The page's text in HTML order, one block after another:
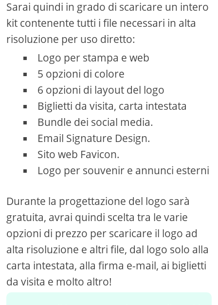
Sarai quindi in grado di scaricare un intero
kit contenente tutti i file necessari in alta
risoluzione per uso diretto:
Logo per stampa e web
5 opzioni di colore
6 opzioni di layout del logo
Biglietti da visita, carta intestata
Bundle dei social media.
Email Signature Design.
Sito web Favicon.
Logo per souvenir e annunci esterni
Durante la progettazione del logo sarà
gratuita, avrai quindi scelta tra le varie
opzioni di prezzo per scaricare il logo ad
alta risoluzione e altri file, dal logo solo alla
carta intestata, alla firma e-mail, ai biglietti
da visita e molto altro!